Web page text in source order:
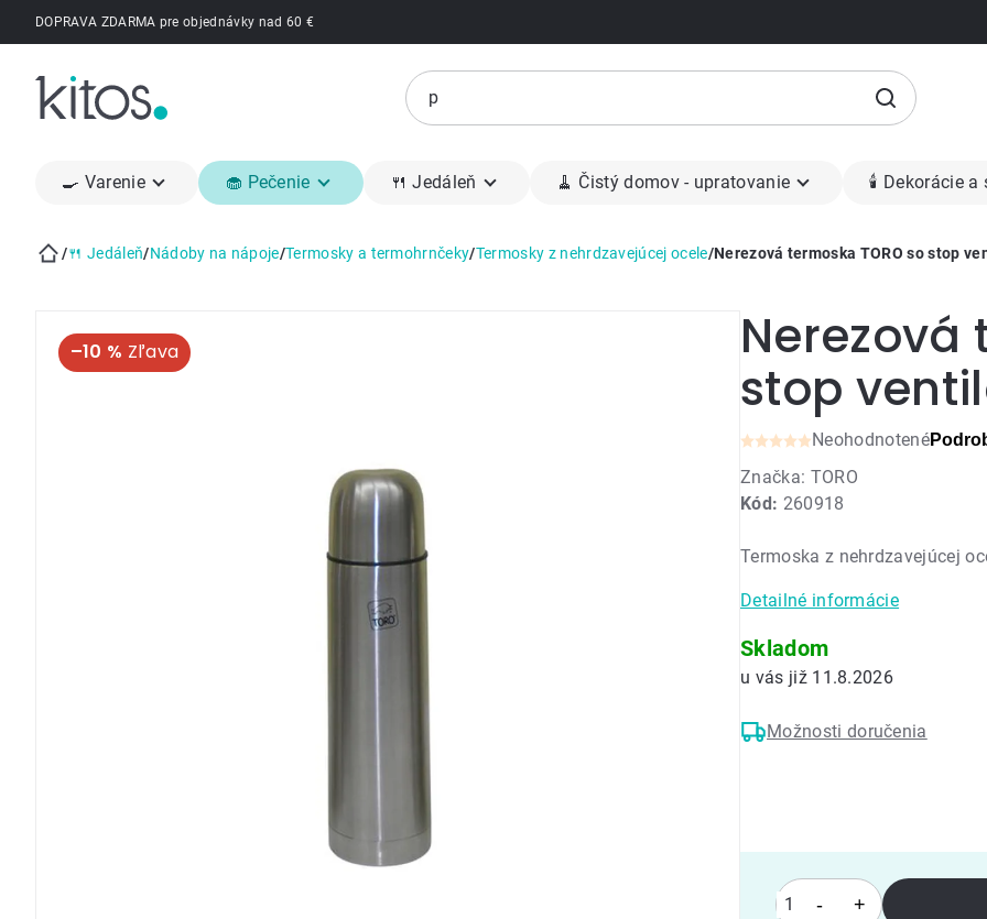
PrejsťDOPRAVA ZDARMA pre objednávky nad 60 €
🍳 Varenie 🧁 Pečenie 🍴 Jedáleň 🧹 Čistý domov - upratovanie 🕯 Dekorácie a
/🍴 Jedáleň/Nádoby na nápoje/Termosky a termohrnčeky/Termosky z nehrdzavejúcej ocele/Nerezová termoska TORO so stop
–10 %
Nerezová
stop
Kód: 260918
Priemerné
hodnotenie
produktu
0,0
5
hviezdičiek.
Neohodnotené
Značka: TORO
Termoska z nehrdzavejúcej
Detailné informácie
Skladom
11.8.2026
Možnosti doručenia